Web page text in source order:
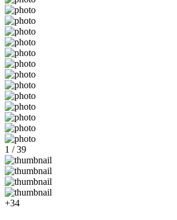
1 / 39
+34